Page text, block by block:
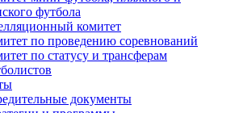
футбола
комитет
по проведению соревнований
по статусу и трансферам
документы